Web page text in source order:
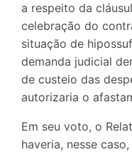
a respeito da
celebração do
situação de
demanda judicial
de custeio das
autorizaria o
Em seu voto, o
haveria, nesse